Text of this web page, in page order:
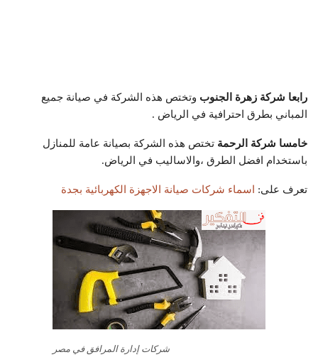
رابعا شركة زهرة الجنوب وتختص هذه الشركة في صيانة جميع
المباني بطرق احترافية في الرياض .
خامسا شركة الرحمة تختص هذه الشركة بصيانة عامة للمنازل
باستخدام افضل الطرق ،والاساليب في الرياض.
تعرف على: اسماء شركات صيانة الاجهزة الكهربائية بجدة
شركات إدارة المرافق في مصر